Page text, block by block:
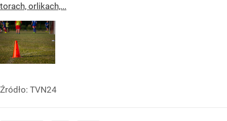
torach, orlikach,...
Źródło: TVN24